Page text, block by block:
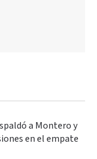
a Montero y
en el empate